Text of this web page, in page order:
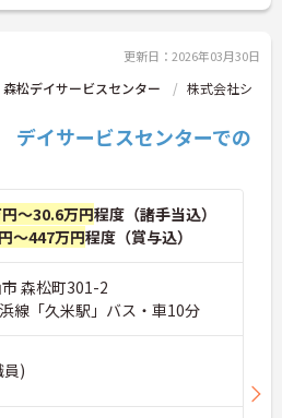
更新日：2026年03月30日
松デイサービスセンター
株式会社シ
デイサービスセンターでの
～30.6万円程度（諸手当込）
～447万円程度（賞与込）
森松町301-2
線「久米駅」バス・車10分
員)